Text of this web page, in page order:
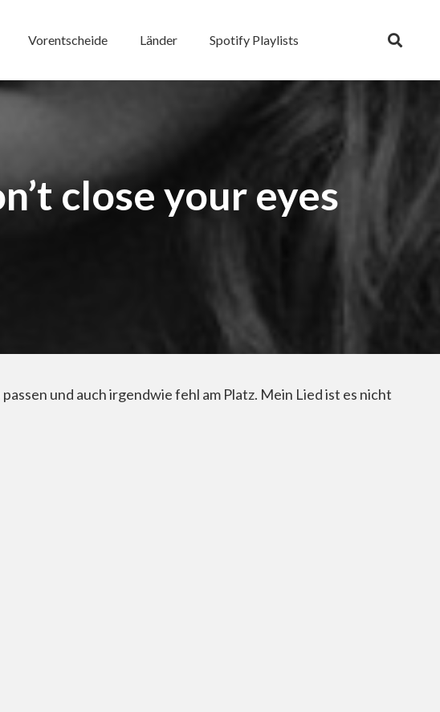
Vorentscheide Länder Spotify Playlists
close your eyes
und auch irgendwie fehl am Platz. Mein Lied ist es nicht